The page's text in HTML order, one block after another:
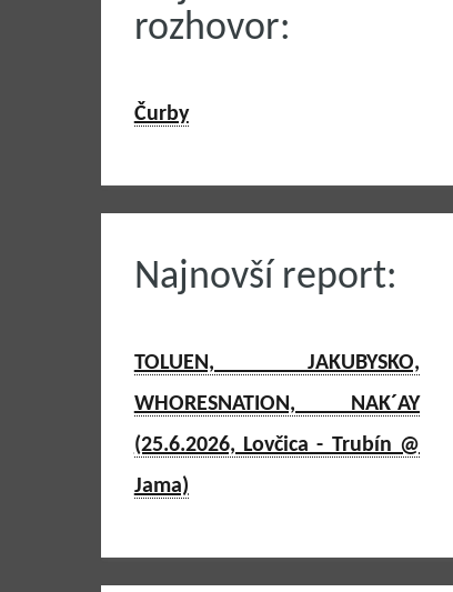
rozhovor:
Čurby
Najnovší report:
TOLUEN, JAKUBYSKO,
WHORESNATION, NAK´AY
(25.6.2026, Lovčica - Trubín @
Jama)